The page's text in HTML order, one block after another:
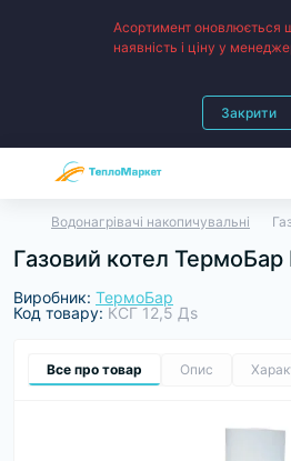
Асортимент оновлюється
наявність і ціну у
Закрити
Водонагрівачі накопичувальні
Газовий котел
Виробник: ТермоБар
Код товару: КСГ 12,5 Дs
Все про товар Опис